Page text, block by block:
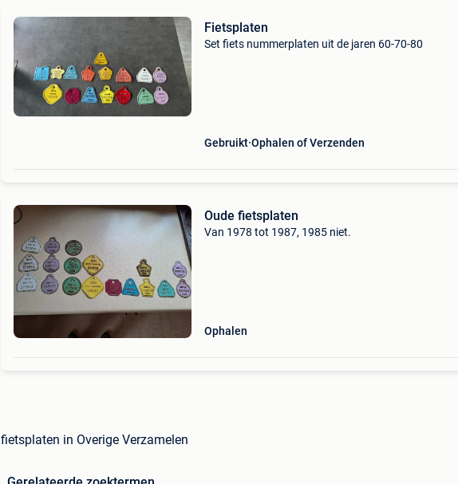
Fietsplaten
Set fiets nummerplaten uit de jaren 60-70-80
Gebruikt Ophalen of Verzenden
Oude fietsplaten
Van 1978 tot 1987, 1985 niet.
Ophalen
fietsplaten in Overige Verzamelen